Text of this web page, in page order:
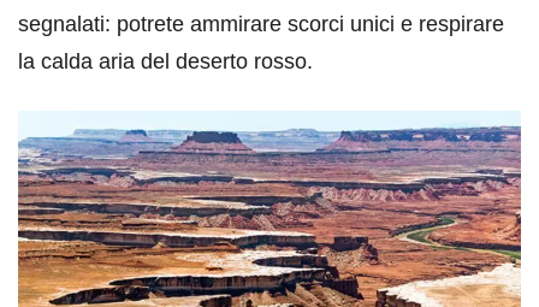
segnalati: potrete ammirare scorci unici e respirare
la calda aria del deserto rosso.